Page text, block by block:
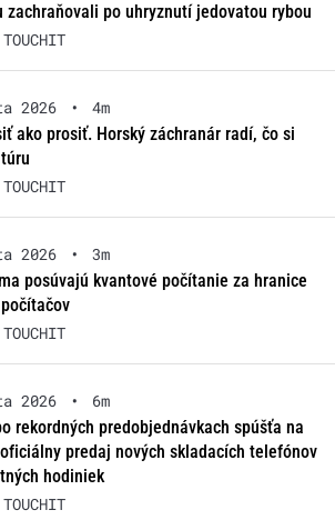
zachraňovali po uhryznutí jedovatou rybou
2026 •
4m
ako prosiť. Horský záchranár radí, čo si
2026 •
3m
posúvajú kvantové počítanie za hranice
2026 •
6m
rekordných predobjednávkach spúšťa na
predaj nových skladacích telefónov
hodiniek